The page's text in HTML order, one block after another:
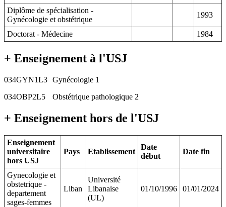
Diplôme de spécialisation -
Gynécologie et obstétrique
1993
Doctorat - Médecine 1984
+ Enseignement à l'USJ
034GYN1L3 Gynécologie 1
034OBP2L5
Obstétrique pathologique 2
+ Enseignement hors de l'USJ
Enseignement
universitaire
hors USJ
Pays Etablissement
Date
début
Date fin
Gynecologie et
obstetrique -
departement
sages-femmes
Liban
Université
Libanaise
(UL)
01/10/1996 01/01/2024